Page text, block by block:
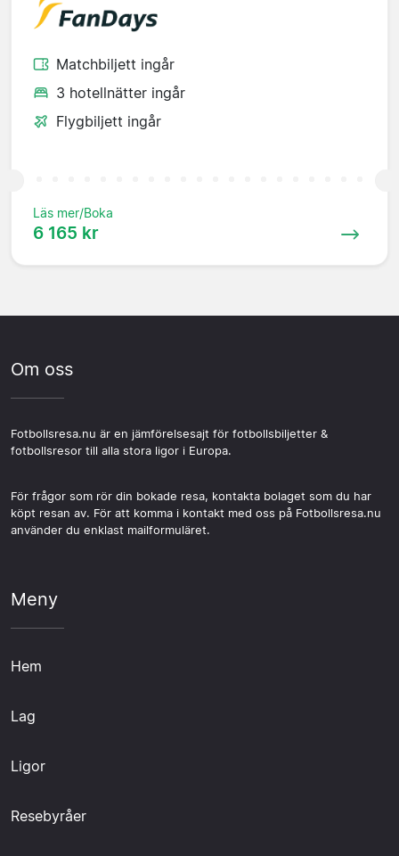
Matchbiljett ingår
3 hotellnätter ingår
Flygbiljett ingår
Läs mer/Boka
6 165 kr
Om oss
Fotbollsresa.nu är en jämförelsesajt för fotbollsbiljetter &
fotbollsresor till alla stora ligor i Europa.
För frågor som rör din bokade resa, kontakta bolaget som du har
köpt resan av. För att komma i kontakt med oss på Fotbollsresa.nu
använder du enklast mailformuläret.
Meny
Hem
Lag
Ligor
Resebyråer